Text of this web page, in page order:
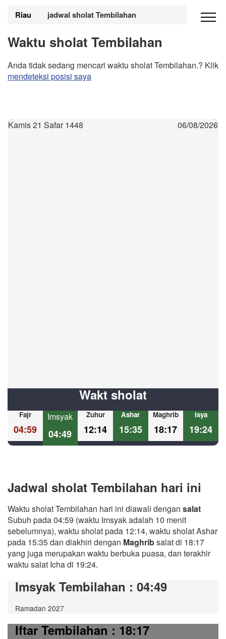
Riau jadwal sholat Tembilahan
Waktu sholat Tembilahan
Anda tidak sedang mencari waktu sholat Tembilahan.? Klik
mendeteksi posisi saya
Kamis 21 Safar 1448 06/08/2026
Wakt sholat
Fajr
04:59
Imsyak
04:49
Zuhur
12:14
Ashar
15:35
Maghrib
18:17
Isya
19:24
Jadwal sholat Tembilahan hari ini
Waktu sholat Tembilahan hari ini diawali dengan salat
Subuh pada 04:59 (waktu Imsyak adalah 10 menit
sebelumnya), waktu sholat pada 12:14, waktu sholat Ashar
pada 15:35 dan diakhiri dengan Maghribsalat di 18:17
yang juga merupakan waktu berbuka puasa, dan terakhir
waktu salat Icha di 19:24.
Imsyak Tembilahan : 04:49
Ramadan 2027
Iftar Tembilahan: 18:17